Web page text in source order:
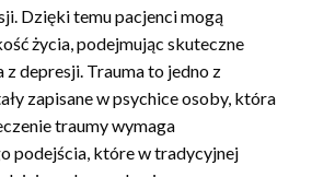
Dzięki temu pacjenci mogą
życia, podejmując skuteczne
depresji. Trauma to jedno z
zapisane w psychice osoby, która
traumy wymaga
podejścia, które w tradycyjnej